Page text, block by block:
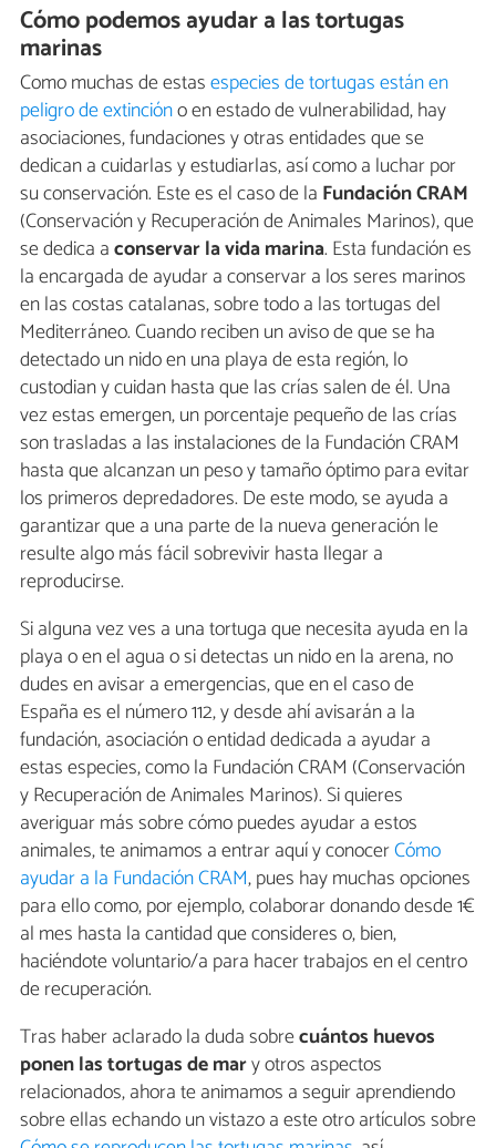
Cómo podemos ayudar a las tortugas
marinas
Como muchas de estasespecies de tortugas están en
peligro de extincióno en estado de vulnerabilidad, hay
asociaciones, fundaciones y otras entidades que se
dedican a cuidarlas y estudiarlas, así como a luchar por
su conservación. Este es el caso de la Fundación CRAM
(Conservación y Recuperación de Animales Marinos), que
se dedica aconservar la vida marina. Esta fundación es
la encargada de ayudar a conservar a los seres marinos
en las costas catalanas, sobre todo a las tortugas del
Mediterráneo. Cuando reciben un aviso de que se ha
detectado un nido en una playa de esta región, lo
custodian y cuidan hasta que las crías salen de él. Una
vez estas emergen, un porcentaje pequeño de las crías
son trasladas a las instalaciones de la Fundación CRAM
hasta que alcanzan un peso y tamaño óptimo para evitar
los primeros depredadores. De este modo, se ayuda a
garantizar que a una parte de la nueva generación le
resulte algo más fácil sobrevivir hasta llegar a
reproducirse.
Si alguna vez ves a una tortuga que necesita ayuda en la
playa o en el agua o si detectas un nido en la arena, no
dudes en avisar a emergencias, que en el caso de
España es el número 112, y desde ahí avisarán a la
fundación, asociación o entidad dedicada a ayudar a
estas especies, como la Fundación CRAM (Conservación
y Recuperación de Animales Marinos). Si quieres
averiguar más sobre cómo puedes ayudar a estos
animales, te animamos a entrar aquí y conocerCómo
ayudar a la Fundación CRAM, pues hay muchas opciones
para ello como, por ejemplo, colaborar donando desde 1€
al mes hasta la cantidad que consideres o, bien,
haciéndote voluntario/a para hacer trabajos en el centro
de recuperación.
Tras haber aclarado la duda sobrecuántos huevos
ponen las tortugas de mary otros aspectos
relacionados, ahora te animamos a seguir aprendiendo
sobre ellas echando un vistazo a este otro artículos sobre